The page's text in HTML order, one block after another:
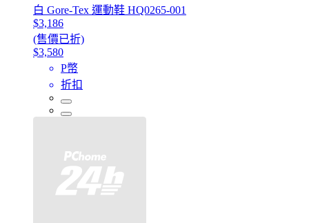
白 Gore-Tex 運動鞋 HQ0265-001
$3,186
(售價已折)
$3,580
P幣
折扣